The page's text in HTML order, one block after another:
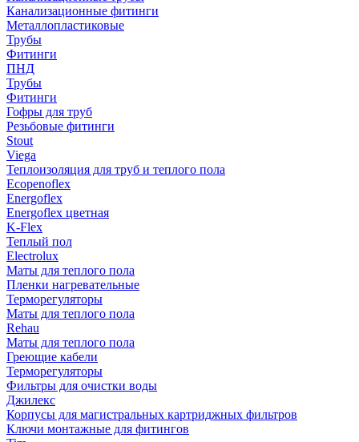
Канализационные фитинги
Металлопластиковые
Трубы
Фитинги
ПНД
Трубы
Фитинги
Гофры для труб
Резьбовые фитинги
Stout
Viega
Теплоизоляция для труб и теплого пола
Ecopenoflex
Energoflex
Energoflex цветная
K-Flex
Теплый пол
Electrolux
Маты для теплого пола
Пленки нагревательные
Терморегуляторы
Маты для теплого пола
Rehau
Маты для теплого пола
Греющие кабели
Терморегуляторы
Фильтры для очистки воды
Джилекс
Корпусы для магистральных картриджных фильтров
Ключи монтажные для фитингов